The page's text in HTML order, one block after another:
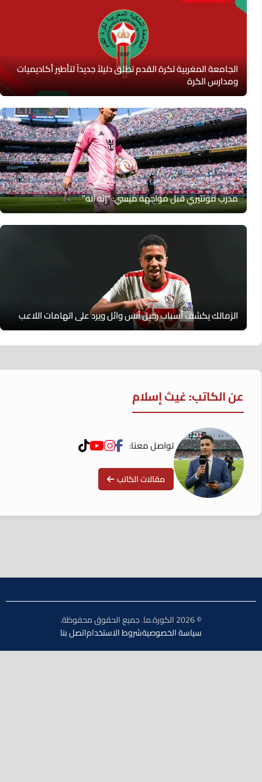
الجامعة المغربية لكرة القدم تطلق دليلاً جديداً لتأطير أكاديميات
ومدارس الكرة
مدرب مونتيري قبل مواجهة ميسي: “إنه آلة”
الزمالك يكشف أسباب رحيل أنس وائل ويرد على اتهامات اللاعب
عن الكاتب: غيث إسلام
تواصل معنا:
مقالات الكاتب
سياسة الخصوصيةشروط الاستخداماتصل بنا